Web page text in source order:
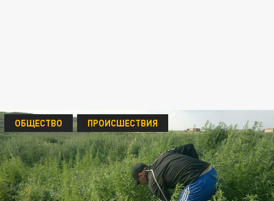
ОБЩЕСТВО ПРОИСШЕСТВИЯ